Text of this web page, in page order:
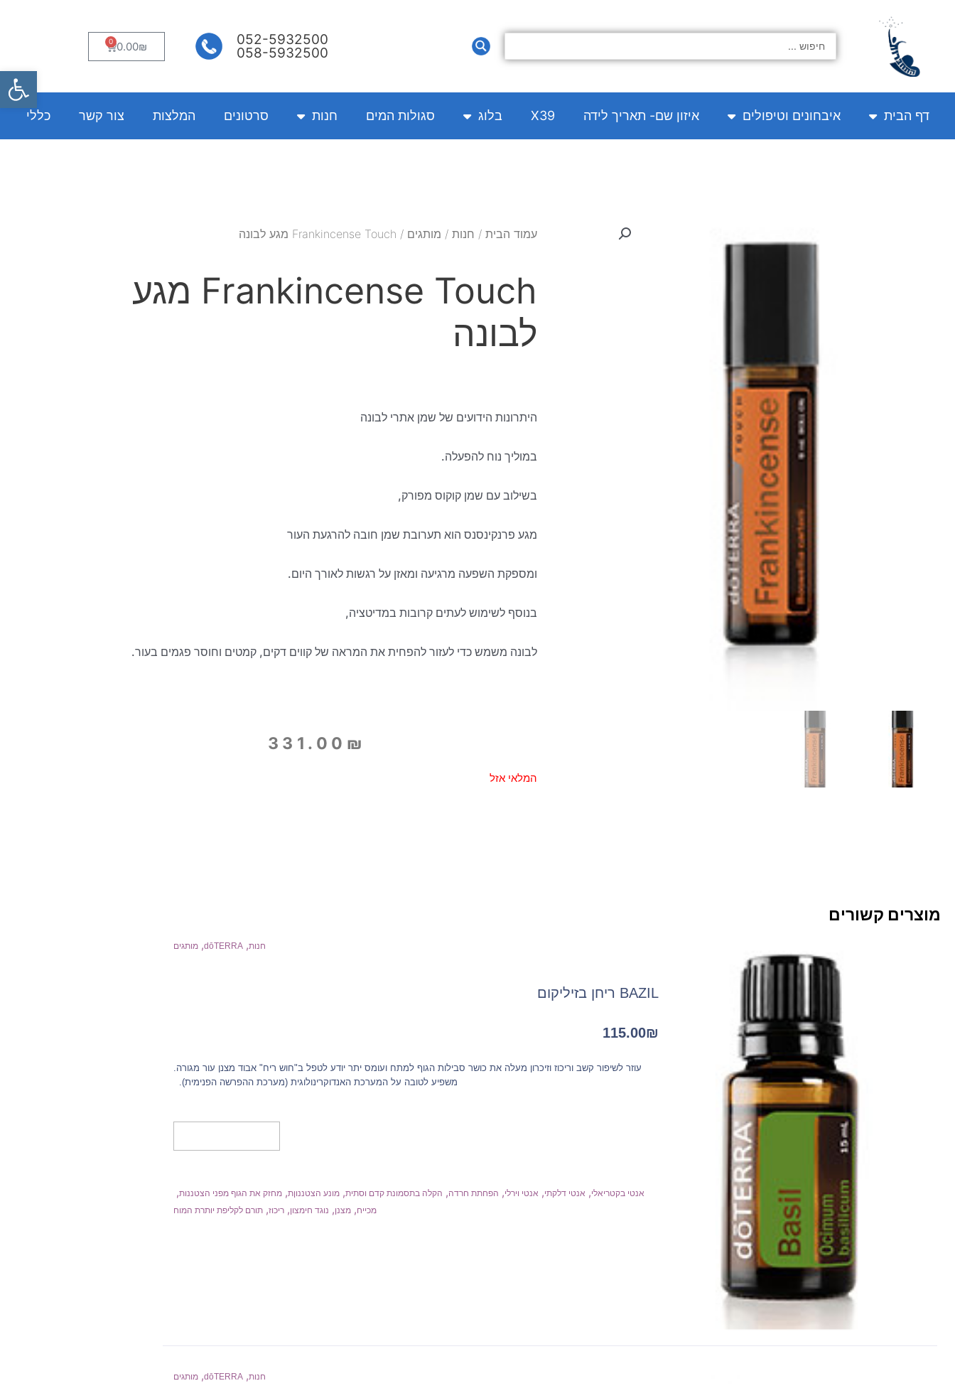
...
052-5932500
058-5932500
0.00₪
0
עגלת
קניות
דף הבית איבחונים וטיפולים איזון שם- תאריך לידה X39 בלוג סגולות המים חנות סרטונים המלצות צור קשר כללי
עמוד הבית / חנות / מותגים / Frankincense Touch מגע לבונה
Frankincense Touch מגע
לבונה
היתרונות הידועים של שמן אתרי לבונה
במוליך נוח להפעלה.
בשילוב עם שמן קוקוס מפורק,
מגע פרנקינסנס הוא תערובת שמן חובה להרגעת העור
ומספקת השפעה מרגיעה ומאזן על רגשות לאורך היום.
בנוסף לשימוש לעתים קרובות במדיטציה,
לבונה משמש כדי לעזור להפחית את המראה של קווים דקים, קמטים וחוסר פגמים בעור.
331.00 ₪
המלאי אזל
מוצרים קשורים
חנות,
dōTERRA
, מותגים
BAZIL ריחן בזיליקום
115.00₪
עוזר לשיפור קשב וריכוז וזיכרון מעלה את כושר סבילות הגוף למתח ועומס יתר יודע לטפל ב"חוש ריח" אבוד מצנן עור מגורה.
משפיע לטובה על המערכת האנדוקרינולוגית (מערכת ההפרשה הפנימית).
אנטי בקטריאלי, אנטי דלקתי, אנטי וירלי, הפחתת חרדה, הקלה בתסמונת קדם וסתית, מונע הצטננוןת, מחזק את הגוף מפני הצטננות,
מכייח, מצנן, נוגד חימצון, ריכוז, תורם לקליפת יותרת המוח
חנות,
dōTERRA
, מותגים